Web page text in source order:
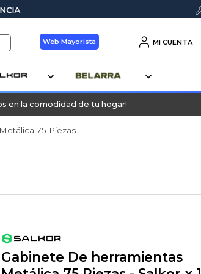
Web Mayorista MI CUENTA
en la comodidad de tu hogar!
75 Piezas
Gabinete De herramientas